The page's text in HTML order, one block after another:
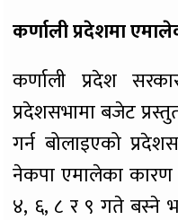
कर्णाली प्रदेशमा
कर्णाली प्रदेश
प्रदेशसभामा बजेट
गर्न बोलाइएको
नेकपा एमालेका कारण
४, ६, ८ र ९ गते बस्ने